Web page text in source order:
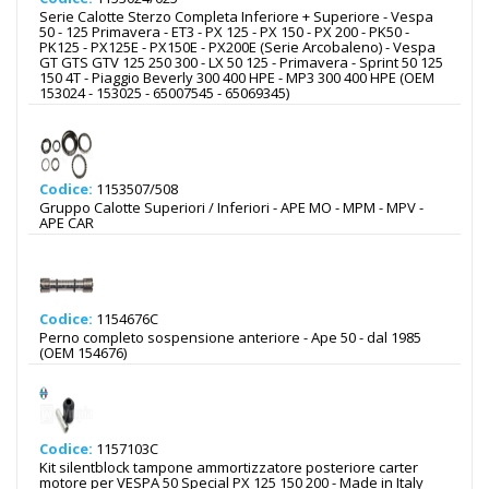
Serie Calotte Sterzo Completa Inferiore + Superiore - Vespa
50 - 125 Primavera - ET3 - PX 125 - PX 150 - PX 200 - PK50 -
PK125 - PX125E - PX150E - PX200E (Serie Arcobaleno) - Vespa
GT GTS GTV 125 250 300 - LX 50 125 - Primavera - Sprint 50 125
150 4T - Piaggio Beverly 300 400 HPE - MP3 300 400 HPE (OEM
153024 - 153025 - 65007545 - 65069345)
Codice: 1153507/508
Gruppo Calotte Superiori / Inferiori - APE MO - MPM - MPV -
APE CAR
Codice: 1154676C
Perno completo sospensione anteriore - Ape 50 - dal 1985
(OEM 154676)
Codice: 1157103C
Kit silentblock tampone ammortizzatore posteriore carter
motore per VESPA 50 Special PX 125 150 200 - Made in Italy